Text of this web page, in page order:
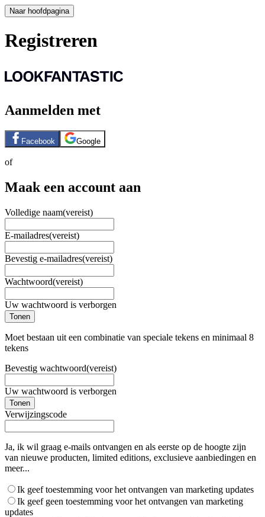
Naar hoofdpagina
Registreren
Aanmelden met
Facebook Google
of
Maak een account aan
Volledige naam(vereist)
E-mailadres(vereist)
Bevestig e-mailadres(vereist)
Wachtwoord(vereist)
Uw wachtwoord is verborgen
Tonen
Moet bestaan uit een combinatie van speciale tekens en minimaal 8
tekens
Bevestig wachtwoord(vereist)
Uw wachtwoord is verborgen
Tonen
Verwijzingscode
Ja, ik wil graag e-mails ontvangen en als eerste op de hoogte zijn
van nieuwe producten, limited editions, exclusieve aanbiedingen en
meer...
Ik geef toestemming voor het ontvangen van marketing updates
Ik geef geen toestemming voor het ontvangen van marketing
updates